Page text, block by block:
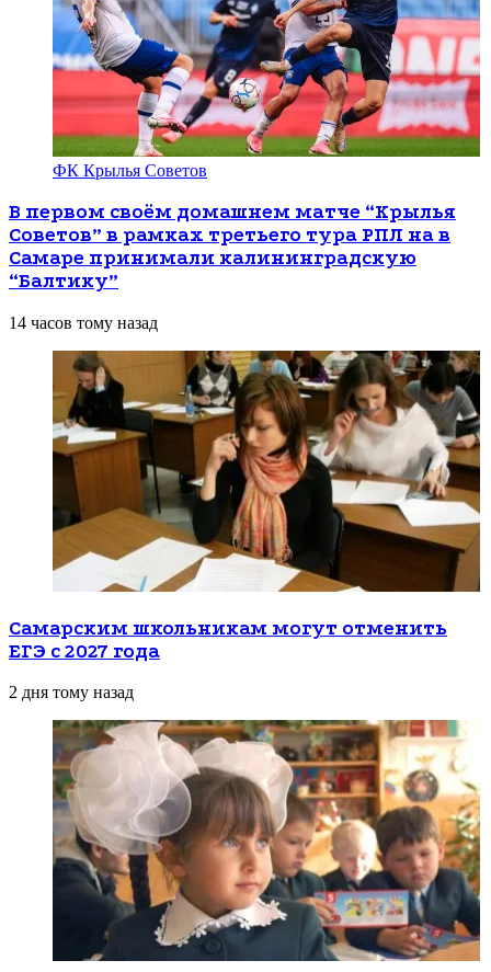
ФК Крылья Советов
В первом своём домашнем матче “Крылья
Советов” в рамках третьего тура РПЛ на в
Самаре принимали калининградскую
“Балтику”
14 часов тому назад
Самарским школьникам могут отменить
ЕГЭ с 2027 года
2 дня тому назад